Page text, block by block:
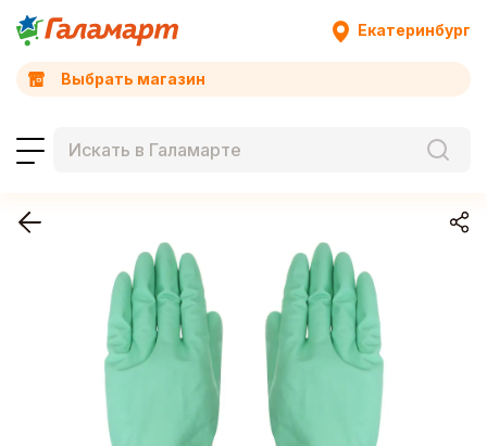
Екатеринбург
Выбрать магазин